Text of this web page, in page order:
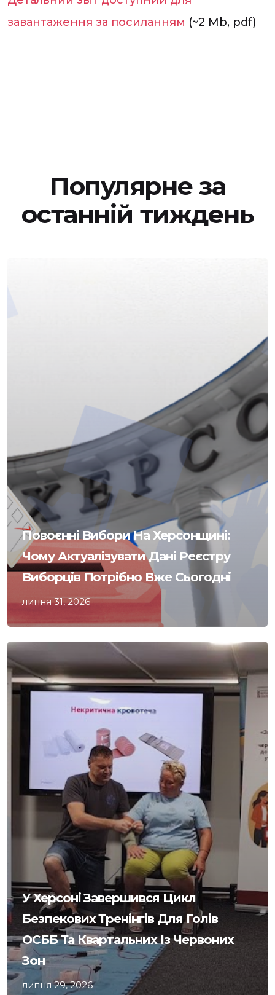
завантаження за посиланням (~2 Mb, pdf)
Популярне за
останній тиждень
Повоєнні Вибори На Херсонщині:
Чому Актуалізувати Дані Реєстру
Виборців Потрібно Вже Сьогодні
липня 31, 2026
У Херсоні Завершився Цикл
Безпекових Тренінгів Для Голів
ОСББ Та Квартальних Із Червоних
Зон
липня 29, 2026